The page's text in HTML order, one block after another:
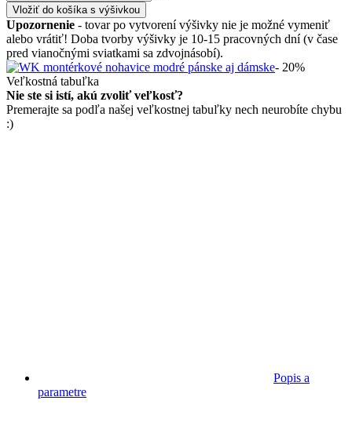
Vložiť do košíka s výšivkou
Upozornenie - tovar po vytvorení výšivky nie je možné vymeniť
alebo vrátiť! Doba tvorby výšivky je 10-15 pracovných dní (v čase
pred vianočnými sviatkami sa zdvojnásobí).
- 20%
Veľkostná tabuľka
Nie ste si istí, akú zvoliť veľkosť?
Premerajte sa podľa našej veľkostnej tabuľky nech neurobíte chybu
:)
Popis a
parametre